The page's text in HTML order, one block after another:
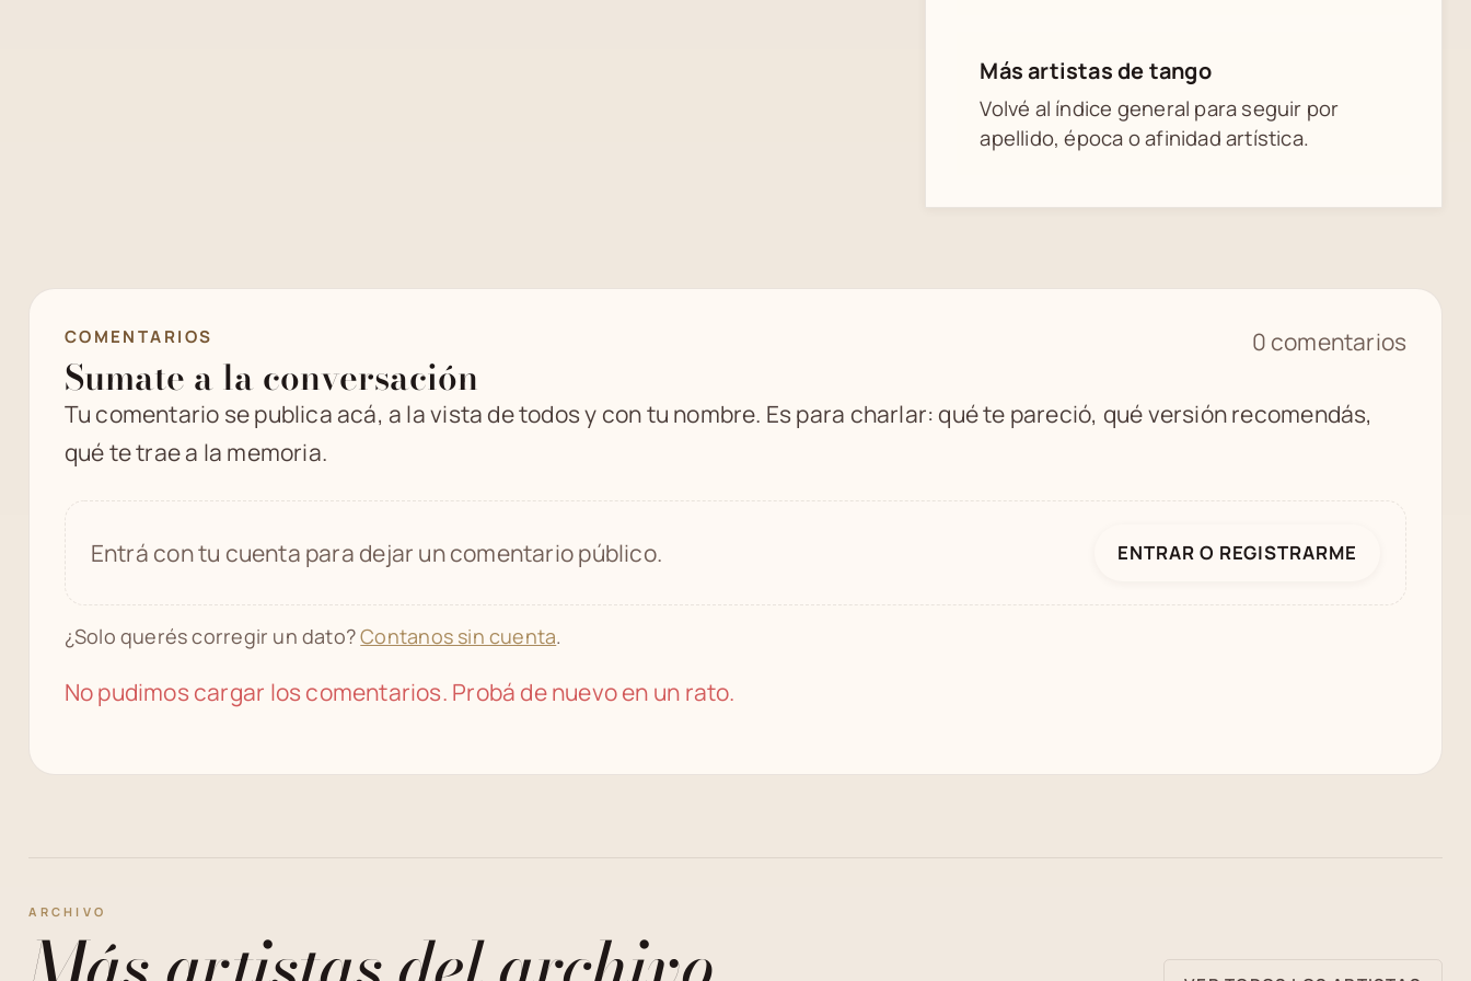
Más artistas de tango
Volvé al índice general para seguir por
apellido, época o afinidad artística.
COMENTARIOS
Sumate a la conversación
0 comentarios
Tu comentario se publica acá, a la vista de todos y con tu nombre. Es para charlar: qué te pareció, qué versión recomendás,
qué te trae a la memoria.
Entrá con tu cuenta para dejar un comentario público. ENTRAR O REGISTRARME
¿Solo querés corregir un dato?Contanos sin cuenta.
No pudimos cargar los comentarios. Probá de nuevo en un rato.
ARCHIVO